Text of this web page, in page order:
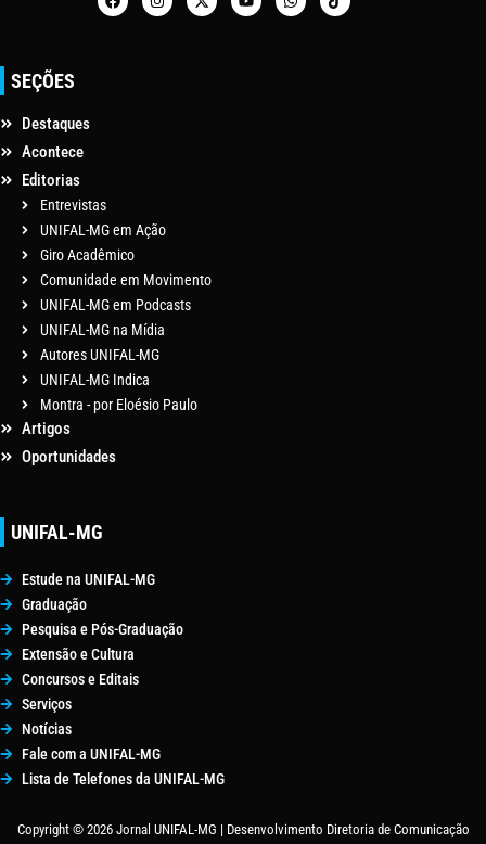
SEÇÕES
Destaques
Acontece
Editorias
Entrevistas
UNIFAL-MG em Ação
Giro Acadêmico
Comunidade em Movimento
UNIFAL-MG em Podcasts
UNIFAL-MG na Mídia
Autores UNIFAL-MG
UNIFAL-MG Indica
Montra - por Eloésio Paulo
Artigos
Oportunidades
UNIFAL-MG
Estude na UNIFAL-MG
Graduação
Pesquisa e Pós-Graduação
Extensão e Cultura
Concursos e Editais
Serviços
Notícias
Fale com a UNIFAL-MG
Lista de Telefones da UNIFAL-MG
Copyright © 2026 Jornal UNIFAL-MG | Desenvolvimento Diretoria de Comunicação